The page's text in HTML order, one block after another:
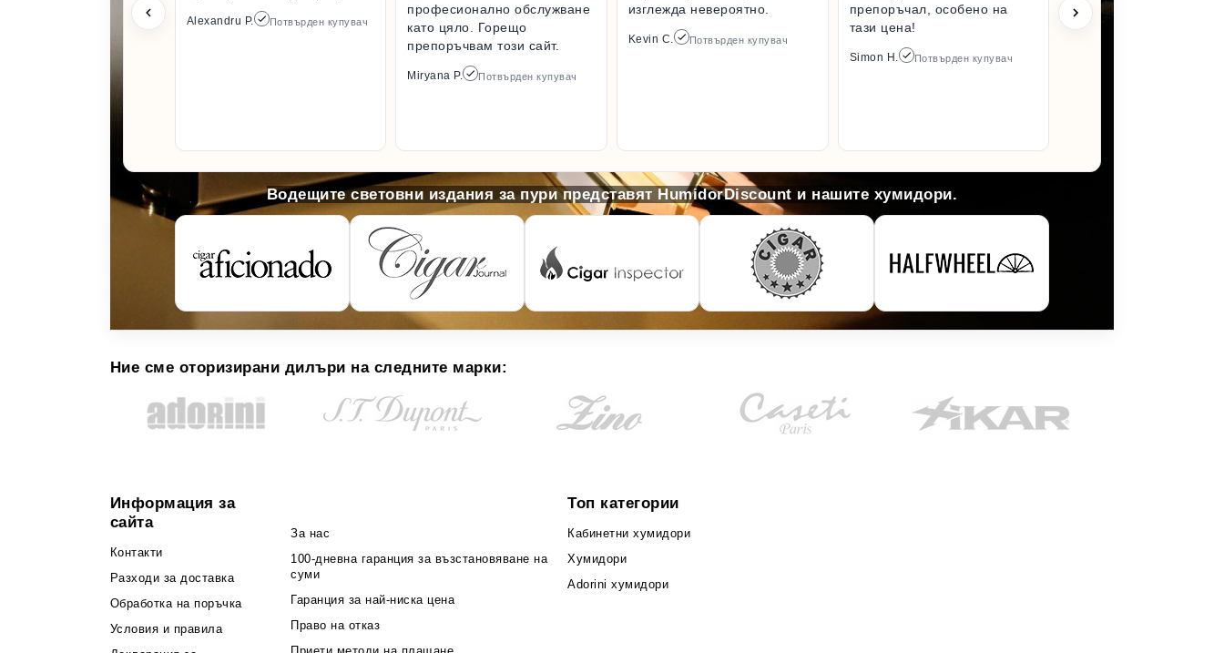
Alexandru P. Потвърден купувач
професионално обслужване
като цяло. Горещо
препоръчвам този сайт.
Miryana P. Потвърден купувач
изглежда невероятно.
Kevin C. Потвърден купувач
препоръчал, особено на
тази цена!
Simon H. Потвърден купувач
Водещите световни издания за пури представят HumidorDiscount и нашите хумидори.
Ние сме оторизирани дилъри на следните марки:
Информация за
сайта
Контакти
Разходи за доставка
Обработка на поръчка
Условия и правила
За нас
100-дневна гаранция за възстановяване на
суми
Гаранция за най-ниска цена
Право на отказ
Топ категории
Кабинетни хумидори
Хумидори
Adorini хумидори